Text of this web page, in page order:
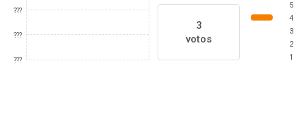
???
???
???
3
votos
5
4
3
2
1